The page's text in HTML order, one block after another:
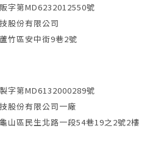
字第MD6232012550號
股份有限公司
竹區安中街9巷2號
字第MD6132000289號
股份有限公司一廠
山區民生北路一段54巷19之2號2樓